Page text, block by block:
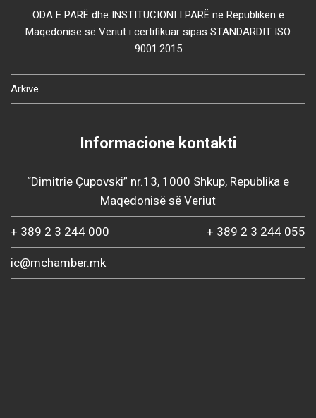
ODA E PARË dhe INSTITUCIONI I PARË në Republikën e
Maqedonisë së Veriut i certifikuar sipas STANDARDIT ISO
9001:2015
Arkivë
Informacione kontakti
“Dimitrie Çupovski” nr.13, 1000 Shkup, Republika e
Maqedonisë së Veriut
+ 389 2 3 244 000 + 389 2 3 244 055
ic@mchamber.mk